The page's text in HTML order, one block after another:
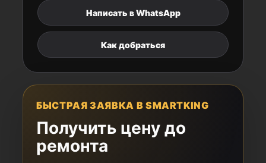
Написать в WhatsApp
Как добраться
БЫСТРАЯ ЗАЯВКА В SMARTKING
Получить цену до
ремонта